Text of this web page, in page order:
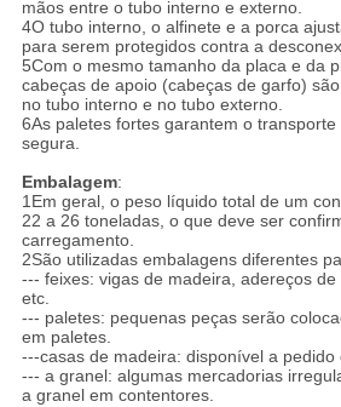
mãos entre o tubo interno e externo.
4O tubo interno, o alfinete e a porca
para serem protegidos contra a
5Com o mesmo tamanho da placa e da
cabeças de apoio (cabeças de garfo)
no tubo interno e no tubo externo.
6As paletes fortes garantem o transporte
segura.
Embalagem:
1Em geral, o peso líquido total de um
22 a 26 toneladas, o que deve ser
carregamento.
2São utilizadas embalagens diferentes
--- feixes: vigas de madeira, adereços
etc.
--- paletes: pequenas peças serão
em paletes.
---casas de madeira: disponível a pedido
--- a granel: algumas mercadorias
a granel em contentores.